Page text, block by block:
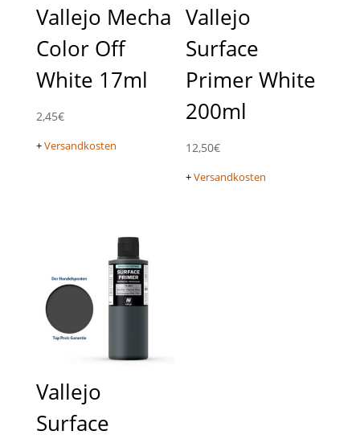
Vallejo Mecha
Color Off
White 17ml
2,45€
+Versandkosten
Vallejo
Surface
Primer White
200ml
12,50€
+Versandkosten
Vallejo
Surface